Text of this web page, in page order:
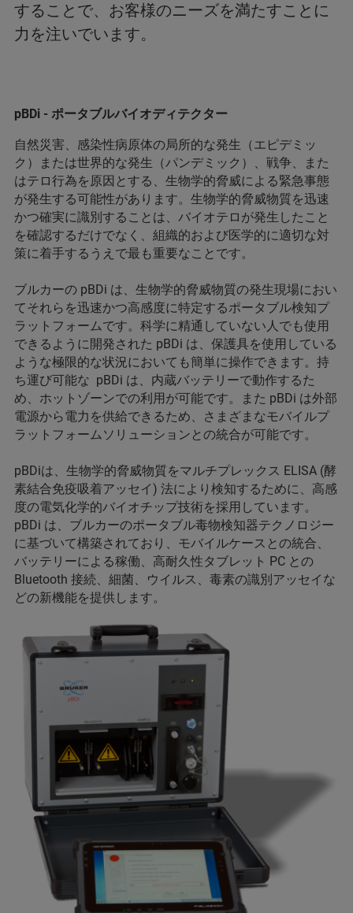
することで、お客様のニーズを満たすことに
力を注いでいます。
pBDi - ポータブルバイオディテクター
自然災害、感染性病原体の局所的な発生（エピデミッ
ク）または世界的な発生（パンデミック）、戦争、また
はテロ行為を原因とする、生物学的脅威による緊急事態
が発生する可能性があります。生物学的脅威物質を迅速
かつ確実に識別することは、バイオテロが発生したこと
を確認するだけでなく、組織的および医学的に適切な対
策に着手するうえで最も重要なことです。
ブルカーの pBDi は、生物学的脅威物質の発生現場におい
てそれらを迅速かつ高感度に特定するポータブル検知プ
ラットフォームです。科学に精通していない人でも使用
できるように開発された pBDi は、保護具を使用している
ような極限的な状況においても簡単に操作できます。持
ち運び可能な pBDi は、内蔵バッテリーで動作するた
め、ホットゾーンでの利用が可能です。また pBDi は外部
電源から電力を供給できるため、さまざまなモバイルプ
ラットフォームソリューションとの統合が可能です。
pBDiは、生物学的脅威物質をマルチプレックス ELISA (酵
素結合免疫吸着アッセイ) 法により検知するために、高感
度の電気化学的バイオチップ技術を採用しています。
pBDi は、ブルカーのポータブル毒物検知器テクノロジー
に基づいて構築されており、モバイルケースとの統合、
バッテリーによる稼働、高耐久性タブレット PC との
Bluetooth 接続、細菌、ウイルス、毒素の識別アッセイな
どの新機能を提供します。